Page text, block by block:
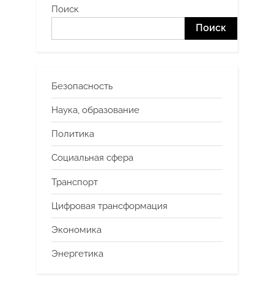
Поиск
Поиск
Безопасность
Наука, образование
Политика
Социальная сфера
Транспорт
Цифровая трансформация
Экономика
Энергетика